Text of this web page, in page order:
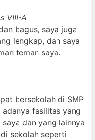
VIII-A
bagus, saya juga
lengkap, dan saya
teman saya.
bersekolah di SMP
adanya fasilitas yang
dan yang lainnya
sekolah seperti